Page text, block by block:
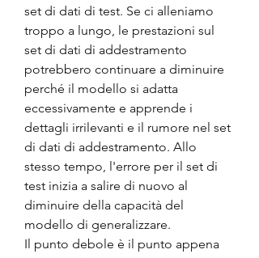
set di dati di test. Se ci alleniamo
troppo a lungo, le prestazioni sul
set di dati di addestramento
potrebbero continuare a diminuire
perché il modello si adatta
eccessivamente e apprende i
dettagli irrilevanti e il rumore nel set
di dati di addestramento. Allo
stesso tempo, l'errore per il set di
test inizia a salire di nuovo al
diminuire della capacità del
modello di generalizzare.
Il punto debole è il punto appena